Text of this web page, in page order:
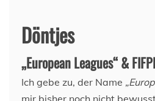
Döntjes
„European Leagues“ &
Ich gebe zu, der Name
mir bisher noch nicht